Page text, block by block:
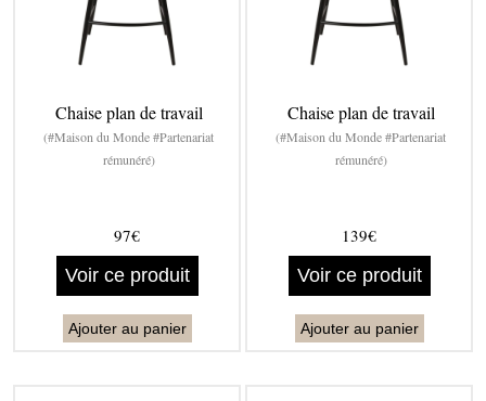
Chaise plan de travail
(#Maison du Monde #Partenariat
rémunéré)
97€
Voir ce produit
Ajouter au panier
Chaise plan de travail
(#Maison du Monde #Partenariat
rémunéré)
139€
Voir ce produit
Ajouter au panier